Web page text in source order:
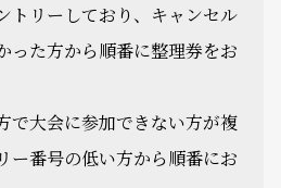
トリーしており、キャンセル
った方から順番に整理券をお
で大会に参加できない方が複
ー番号の低い方から順番にお